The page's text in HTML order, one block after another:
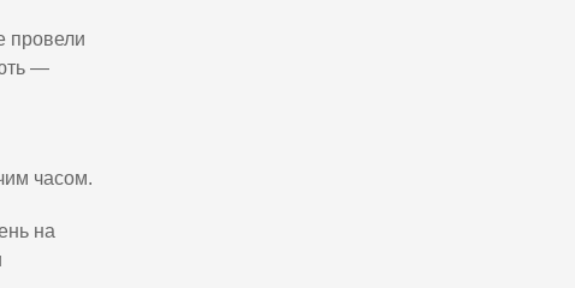
провели
—
часом.
на